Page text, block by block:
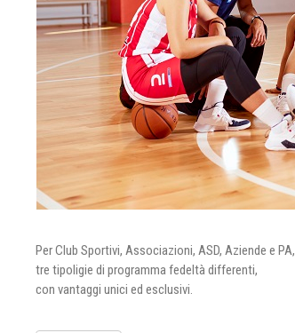
Per Club Sportivi, Associazioni, ASD, Aziende e PA,
tre tipoligie di programma fedeltà differenti,
con vantaggi unici ed esclusivi.